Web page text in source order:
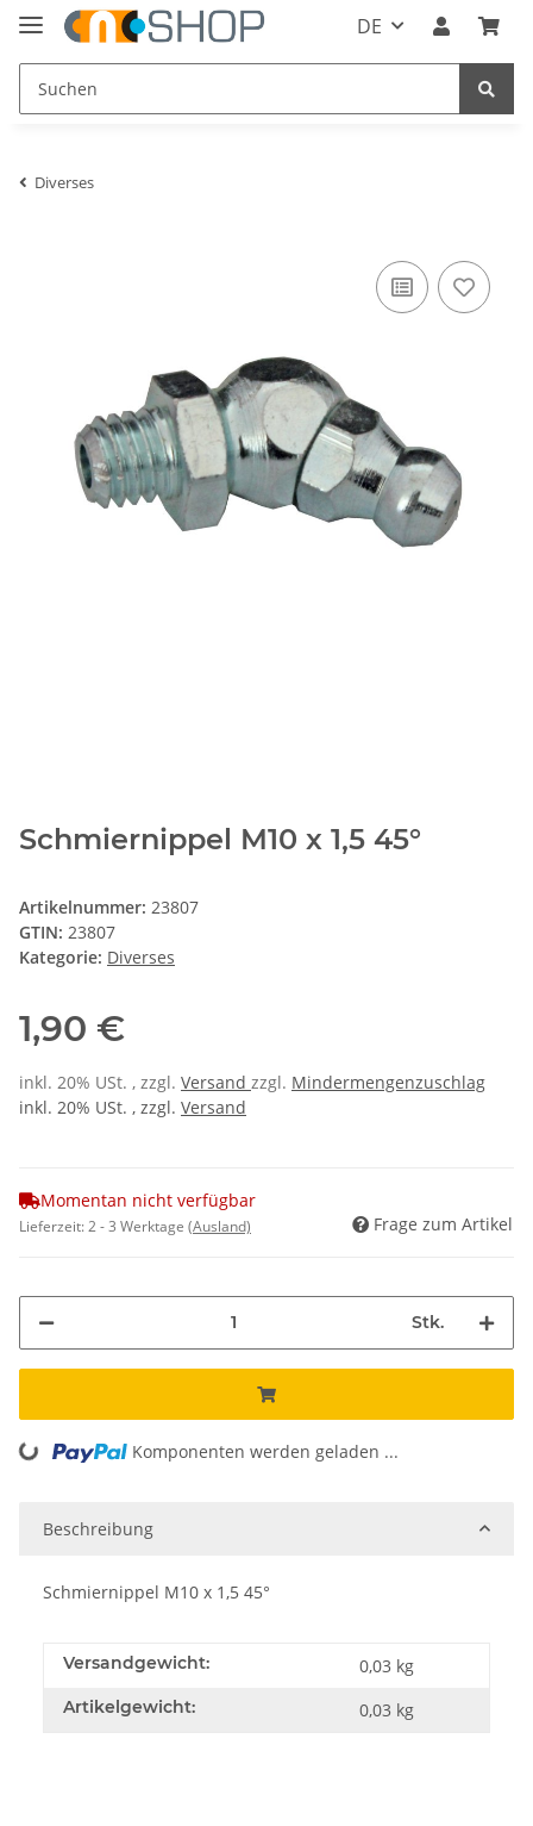
DE
Diverses
Schmiernippel M10 x 1,5 45°
Artikelnummer: 23807
GTIN: 23807
Kategorie: Diverses
1,90 €
inkl. 20% USt. , zzgl. Versand zzgl. Mindermengenzuschlag
inkl. 20% USt. , zzgl. Versand
Momentan nicht verfügbar
Lieferzeit:2 - 3 Werktage (Ausland) Frage zum Artikel
Stk.
Loading... Komponenten werden geladen ...
Beschreibung
Schmiernippel M10 x 1,5 45°
Versandgewicht: 0,03 kg
Artikelgewicht: 0,03 kg